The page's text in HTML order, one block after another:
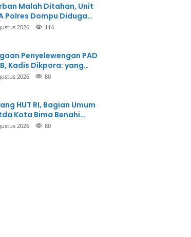
Malah Ditahan, Unit
Polres Dompu Diduga
Fakta Kasus
2026 114
Penyelewengan PAD
Kadis Dikpora: yang
Akui
2026 80
HUT RI, Bagian Umum
Kota Bima Benahi
Pemkot
2026 80